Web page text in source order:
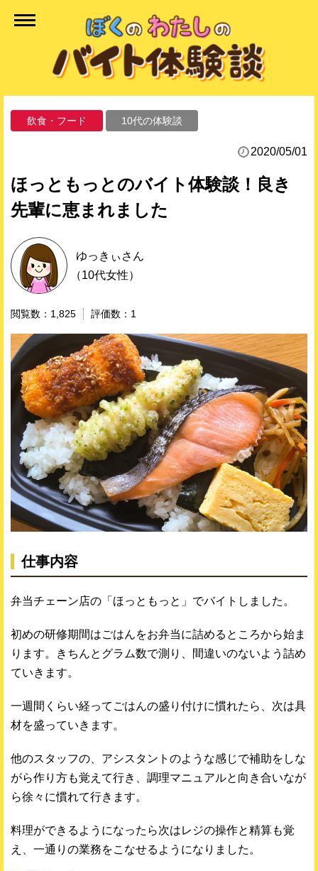
飲食・フード 10代の体験談
2020/05/01
ほっともっとのバイト体験談！良き
先輩に恵まれました
ゆっきぃ さん
（10代女性）
1,825 1
仕事内容
弁当チェーン店の「ほっともっと」でバイトしました。
初めの研修期間はごはんをお弁当に詰めるところから始ま
ります。きちんとグラム数で測り、間違いのないよう詰め
ていきます。
一週間くらい経ってごはんの盛り付けに慣れたら、次は具
材を盛っていきます。
他のスタッフの、アシスタントのような感じで補助をしな
がら作り方も覚えて行き、調理マニュアルと向き合いなが
ら徐々に慣れて行きます。
料理ができるようになったら次はレジの操作と精算も覚
え、一通りの業務をこなせるようになりました。